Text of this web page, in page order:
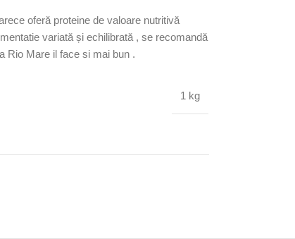
oferă proteine ​​de valoare nutritivă
variată și echilibrată , se recomandă
Rio Mare il face si mai bun .
1 kg